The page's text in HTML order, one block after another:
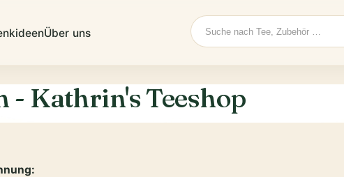
Über uns
Suche
- Kathrin's Teeshop